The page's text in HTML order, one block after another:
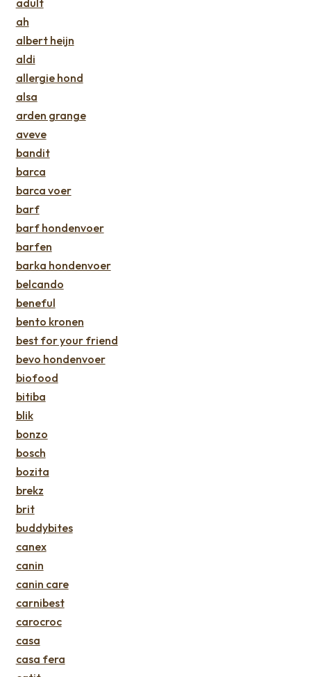
adult
ah
albert heijn
aldi
allergie hond
alsa
arden grange
aveve
bandit
barca
barca voer
barf
barf hondenvoer
barfen
barka hondenvoer
belcando
beneful
bento kronen
best for your friend
bevo hondenvoer
biofood
bitiba
blik
bonzo
bosch
bozita
brekz
brit
buddybites
canex
canin
canin care
carnibest
carocroc
casa
casa fera